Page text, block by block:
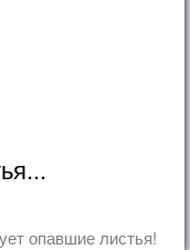
опавшие листья!